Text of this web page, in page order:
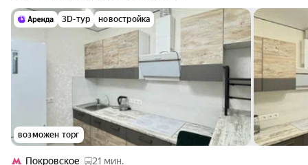
3D-тур новостройка
возможен торг
Покровское
21 мин.